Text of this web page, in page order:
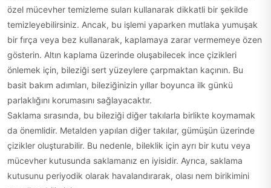
özel mücevher temizleme suları kullanarak dikkatli bir şekilde
temizleyebilirsiniz. Ancak, bu işlemi yaparken mutlaka yumuşak
bir fırça veya bez kullanarak, kaplamaya zarar vermemeye özen
gösterin. Altın kaplama üzerinde oluşabilecek ince çizikleri
önlemek için, bileziği sert yüzeylere çarpmaktan kaçının. Bu
basit bakım adımları, bileziğinizin yıllar boyunca ilk günkü
parlaklığını korumasını sağlayacaktır.
Saklama sırasında, bu bileziği diğer takılarla birlikte koymamak
da önemlidir. Metalden yapılan diğer takılar, gümüşün üzerinde
çizikler oluşturabilir. Bu nedenle, bileklik için ayrı bir kutu veya
mücevher kutusunda saklamanız en iyisidir. Ayrıca, saklama
kutusunu periyodik olarak havalandırarak, olası nem birikimini